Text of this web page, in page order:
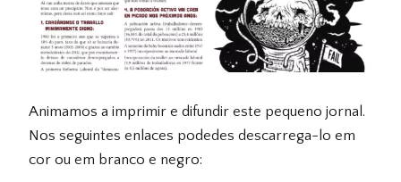
Animamos a imprimir e difundir este pequeno jornal.
Nos seguintes enlaces podedes descarrega-lo em
cor ou em branco e negro: